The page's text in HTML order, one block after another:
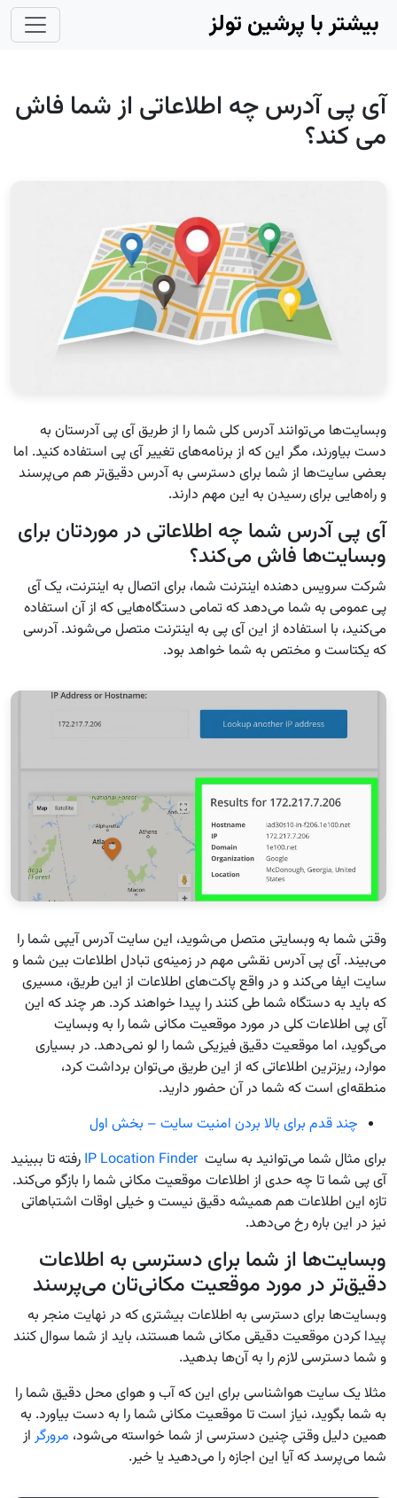
Skip to main content
بیشتر با پرشین تولز
آی پی آدرس چه اطلاعاتی از شما فاش
می کند؟
وبسایت‌ها می‌توانند آدرس کلی شما را از طریق آی پی آدرستان به
دست بیاورند، مگر این که از برنامه‌های تغییر آی پی استفاده کنید. اما
بعضی سایت‌ها از شما برای دسترسی به آدرس دقیق‌تر هم می‌پرسند
و راه‌هایی برای رسیدن به این مهم دارند.
آی پی آدرس شما چه اطلاعاتی در موردتان برای
وبسایت‌ها فاش می‌کند؟
شرکت سرویس دهنده اینترنت شما، برای اتصال به اینترنت، یک آی
پی عمومی به شما می‌دهد که تمامی دستگاه‌هایی که از آن استفاده
می‌کنید، با استفاده از این آی پی به اینترنت متصل می‌شوند. آدرسی
که یکتاست و مختص به شما خواهد بود.
وقتی شما به وبسایتی متصل می‌شوید، این سایت آدرس آیپی شما را
می‌بیند. آی پی آدرس نقشی مهم در زمینه‌ی تبادل اطلاعات بین شما و
سایت ایفا می‌کند و در واقع پاکت‌های اطلاعات از این طریق، مسیری
که باید به دستگاه شما طی کنند را پیدا خواهند کرد. هر چند که این
آی پی اطلاعات کلی در مورد موقعیت مکانی شما را به وبسایت
می‌گوید، اما موقعیت دقیق فیزیکی شما را لو نمی‌دهد. در بسیاری
موارد، ریزترین اطلاعاتی که از این طریق می‌توان برداشت کرد،
منطقه‌ای است که شما در آن حضور دارید.
چند قدم برای بالا بردن امنیت سایت – بخش اول
برای مثال شما می‌توانید به سایتIP Location Finder رفته تا ببینید
آی پی شما تا چه حدی از اطلاعات موقعیت مکانی شما را بازگو می‌کند.
تازه این اطلاعات هم همیشه دقیق نیست و خیلی اوقات اشتباهاتی
نیز در این باره رخ می‌دهد.
وبسایت‌ها از شما برای دسترسی به اطلاعات
دقیق‌تر در مورد موقعیت مکانی‌تان می‌پرسند
وبسایت‌ها برای دسترسی به اطلاعات بیشتری که در نهایت منجر به
پیدا کردن موقعیت دقیقی مکانی شما هستند، باید از شما سوال کنند
و شما دسترسی لازم را به آن‌ها بدهید.
مثلا یک سایت هواشناسی برای این که آب و هوای محل دقیق شما را
به شما بگوید، نیاز است تا موقعیت مکانی شما را به دست بیاورد. به
همین دلیل وقتی چنین دسترسی از شما خواسته می‌شود، مرورگر از
شما می‌پرسد که آیا این اجازه را می‌دهید یا خیر.